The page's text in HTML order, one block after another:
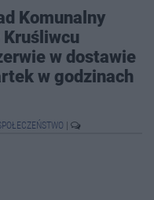
Komunalny
Kruśliwcu
w dostawie
w godzinach